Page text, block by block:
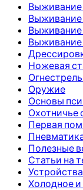
Выживание
Выживание
Выживание
Ножевая
Оружие
Основы
Охотничье
Первая
Полезные
Статьи на
Устройства
Холодное